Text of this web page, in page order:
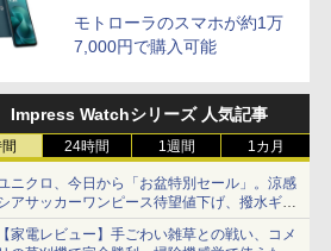
モトローラのスマホが約1万
7,000円で購入可能
Impress Watchシリーズ 人気記事
24時間 1週間 1カ月
ニクロ、今日から「お盆特別セール」。涼感
アサッカーワンピース待望値下げ、撥水ギア
ョーツは1990円に
家電レビュー】手ごわい雑草との戦い、コメ
1位！】ノー
第13世代
2
本日15倍！2色選べる新品
2026年最新モデル！
【最新
ThinkPad
料無料 中古パソコン
64bit 搭載 DELL
2
＼11日まで限定価格／ゲーミン
セット 新品 RTX5060 Ryzen7